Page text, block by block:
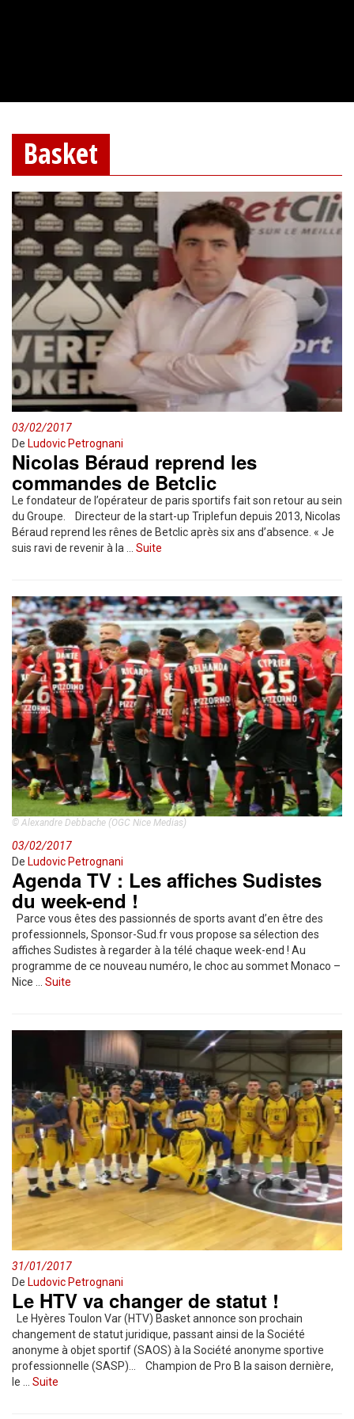
Basket
03/02/2017
De Ludovic Petrognani
Nicolas Béraud reprend les
commandes de Betclic
Le fondateur de l’opérateur de paris sportifs fait son retour au sein
du Groupe. Directeur de la start-up Triplefun depuis 2013, Nicolas
Béraud reprend les rênes de Betclic après six ans d’absence. « Je
suis ravi de revenir à la … Suite
© Alexandre Debbache (OGC Nice Medias)
03/02/2017
De Ludovic Petrognani
Agenda TV : Les affiches Sudistes
du week-end !
Parce vous êtes des passionnés de sports avant d’en être des
professionnels, Sponsor-Sud.fr vous propose sa sélection des
affiches Sudistes à regarder à la télé chaque week-end ! Au
programme de ce nouveau numéro, le choc au sommet Monaco –
Nice … Suite
31/01/2017
De Ludovic Petrognani
Le HTV va changer de statut !
Le Hyères Toulon Var (HTV) Basket annonce son prochain
changement de statut juridique, passant ainsi de la Société
anonyme à objet sportif (SAOS) à la Société anonyme sportive
professionnelle (SASP)… Champion de Pro B la saison dernière,
le … Suite